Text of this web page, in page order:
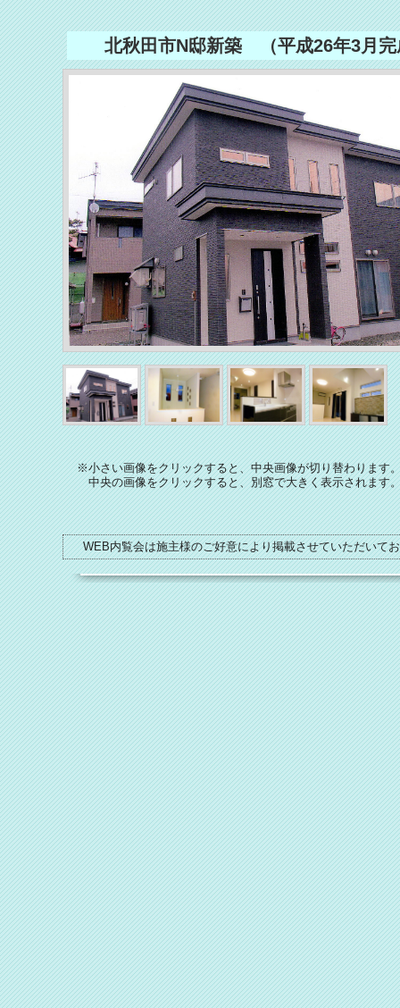
北秋田市N邸新築 （平成26年3月完
※小さい画像をクリックすると、中央画像が切り替わります
中央の画像をクリックすると、別窓で大きく表示されます
WEB内覧会は施主様のご好意により掲載させていただいて